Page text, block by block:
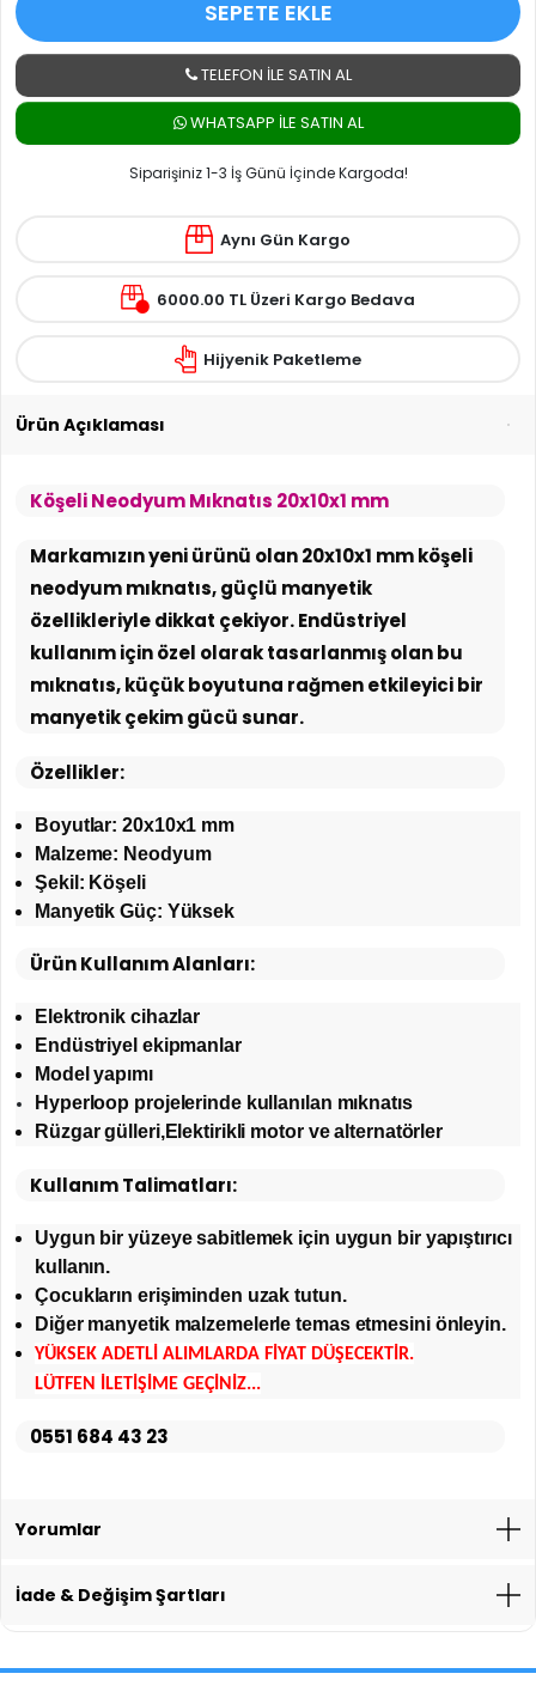
SEPETE EKLE
TELEFON İLE SATIN AL
WHATSAPP ILE SATIN AL
Siparişiniz 1-3 İş Günü İçinde Kargoda!
Aynı Gün Kargo
6000.00 TL Üzeri Kargo Bedava
Hijyenik Paketleme
Ürün Açıklaması
Köşeli Neodyum Mıknatıs 20x10x1 mm
Markamızın yeni ürünü olan 20x10x1 mm köşeli
neodyum mıknatıs, güçlü manyetik
özellikleriyle dikkat çekiyor. Endüstriyel
kullanım için özel olarak tasarlanmış olan bu
mıknatıs, küçük boyutuna rağmen etkileyici bir
manyetik çekim gücü sunar.
Özellikler:
Boyutlar: 20x10x1 mm
Malzeme: Neodyum
Şekil: Köşeli
Manyetik Güç: Yüksek
Ürün Kullanım Alanları:
Elektronik cihazlar
Endüstriyel ekipmanlar
Model yapımı
Hyperloop projelerinde kullanılan mıknatıs
Rüzgar gülleri,Elektirikli motor ve alternatörler
Kullanım Talimatları:
Uygun bir yüzeye sabitlemek için uygun bir yapıştırıcı
kullanın.
Çocukların erişiminden uzak tutun.
Diğer manyetik malzemelerle temas etmesini önleyin.
YÜKSEK ADETLİ ALIMLARDA FİYAT DÜŞECEKTİR.
LÜTFEN İLETİŞİME GEÇİNİZ...
0551 684 43 23
Yorumlar
İade & Değişim Şartları